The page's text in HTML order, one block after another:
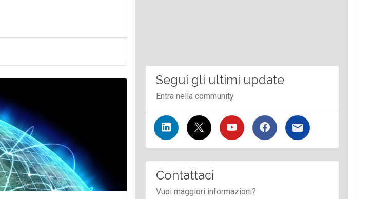
Segui gli ultimi update
Entra nella community
Contattaci
Vuoi maggiori informazioni?